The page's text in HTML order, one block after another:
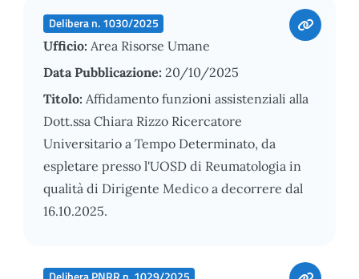
Delibera n. 1030/2025
Ufficio: Area Risorse Umane
Data Pubblicazione: 20/10/2025
Titolo: Affidamento funzioni assistenziali alla
Dott.ssa Chiara Rizzo Ricercatore
Universitario a Tempo Determinato, da
espletare presso l'UOSD di Reumatologia in
qualità di Dirigente Medico a decorrere dal
16.10.2025.